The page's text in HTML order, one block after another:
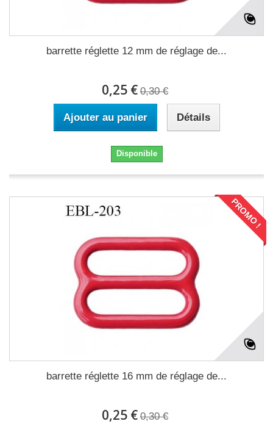
barrette réglette 12 mm de réglage de...
0,25 € 0,30 €
Ajouter au panier Détails
Disponible
PROMO !
barrette réglette 16 mm de réglage de...
0,25 € 0,30 €